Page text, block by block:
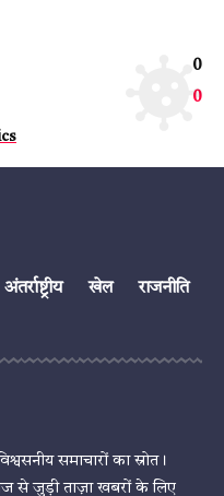
0
0
अंतर्राष्ट्रीय खेल
राजनीति
समाचारों का स्रोत।
से जुड़ी ताज़ा खबरों के लिए